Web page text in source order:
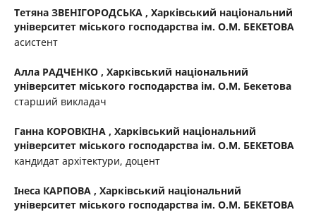
Тетяна ЗВЕНІГОРОДСЬКА , Харківський національний
університет міського господарства ім. О.М. БЕКЕТОВА
асистент
Алла РАДЧЕНКО , Харківський національний
університет міського господарства ім. О.М. Бекетова
старший викладач
Ганна КОРОВКІНА , Харківський національний
університет міського господарства ім. О.М. БЕКЕТОВА
кандидат архітектури, доцент
Інеса КАРПОВА , Харківський національний
університет міського господарства ім. О.М. БЕКЕТОВА